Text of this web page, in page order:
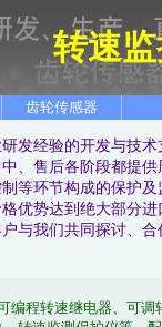
转速
齿轮传感器
发经验的开发与技
、售后各阶段都提
等环节构成的保护
优势达到绝大部分
与我们共同探讨、
编程转速继电器、可